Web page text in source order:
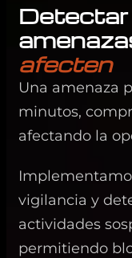
Detectar
afecten
Una amenaza
minutos,
afectando la
vigilancia y
actividades
permitiendo